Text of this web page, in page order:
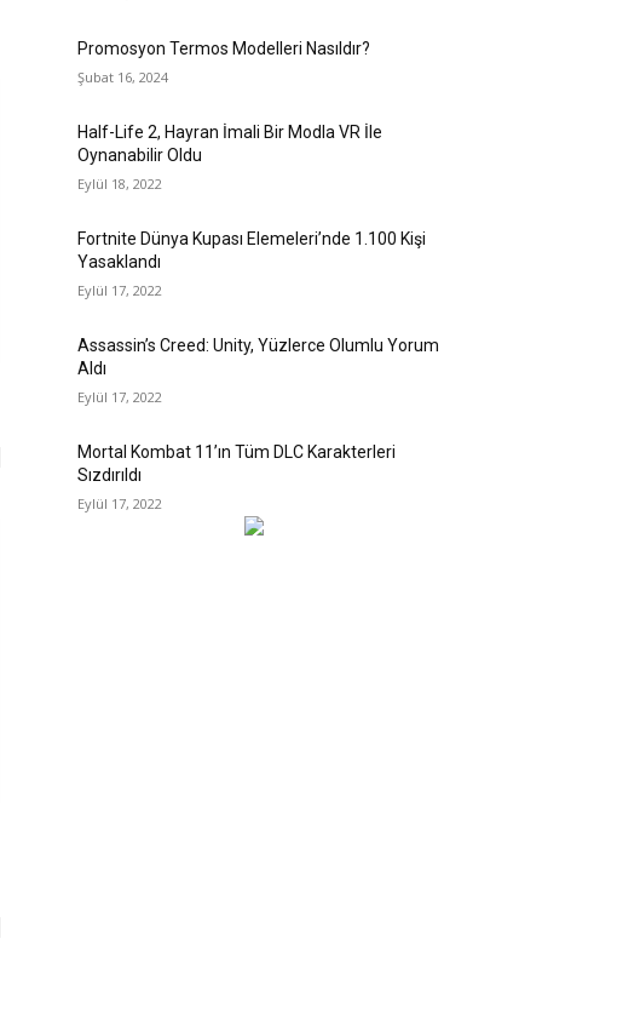
Promosyon Termos Modelleri Nasıldır?
Şubat 16, 2024
Half-Life 2, Hayran İmali Bir Modla VR İle
Oynanabilir Oldu
Eylül 18, 2022
Fortnite Dünya Kupası Elemeleri’nde 1.100 Kişi
Yasaklandı
Eylül 17, 2022
Assassin’s Creed: Unity, Yüzlerce Olumlu Yorum
Aldı
Eylül 17, 2022
Mortal Kombat 11’ın Tüm DLC Karakterleri
Sızdırıldı
Eylül 17, 2022